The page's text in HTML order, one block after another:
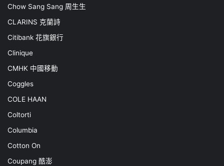
Chow Sang Sang 周生生
CLARINS 克蘭詩
Citibank 花旗銀行
Clinique
CMHK 中國移動
Coggles
COLE HAAN
Coltorti
Columbia
Cotton On
Coupang 酷澎